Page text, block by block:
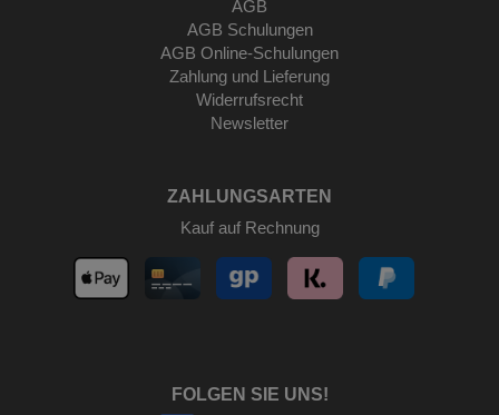
AGB
AGB Schulungen
AGB Online-Schulungen
Zahlung und Lieferung
Widerrufsrecht
Newsletter
ZAHLUNGSARTEN
Kauf auf Rechnung
FOLGEN SIE UNS!